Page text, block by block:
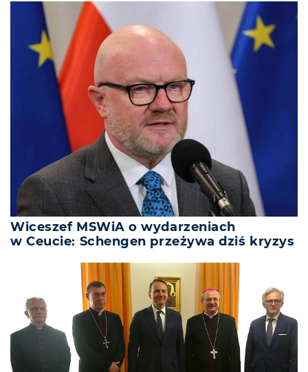
Wiceszef MSWiA o wydarzeniach
w Ceucie: Schengen przeżywa dziś kryzys